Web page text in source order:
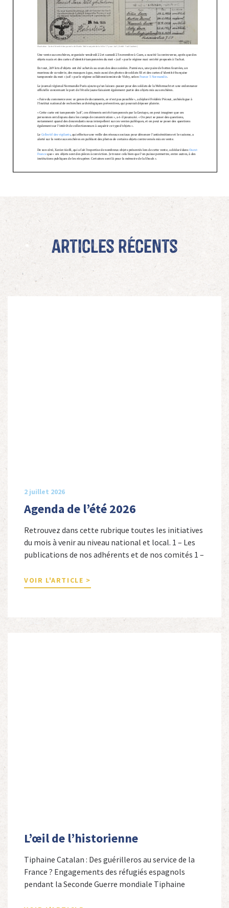
Articles récents
2 juillet 2026
Agenda de l’été 2026
Retrouvez dans cette rubrique toutes les initiatives
du mois à venir au niveau national et local. 1 – Les
publications de nos adhérents et de nos comités 1 –
Cordeboeuf, Christophe Touron et Agnès Dioné,
Nouvelles Sources Éditions, 2026. Ils venaient
autres […]
VOIR L'ARTICLE >
L’œil de l’historienne
Tiphaine Catalan : Des guérilleros au service de la
France ? Engagements des réfugiés espagnols
pendant la Seconde Guerre mondiale Tiphaine